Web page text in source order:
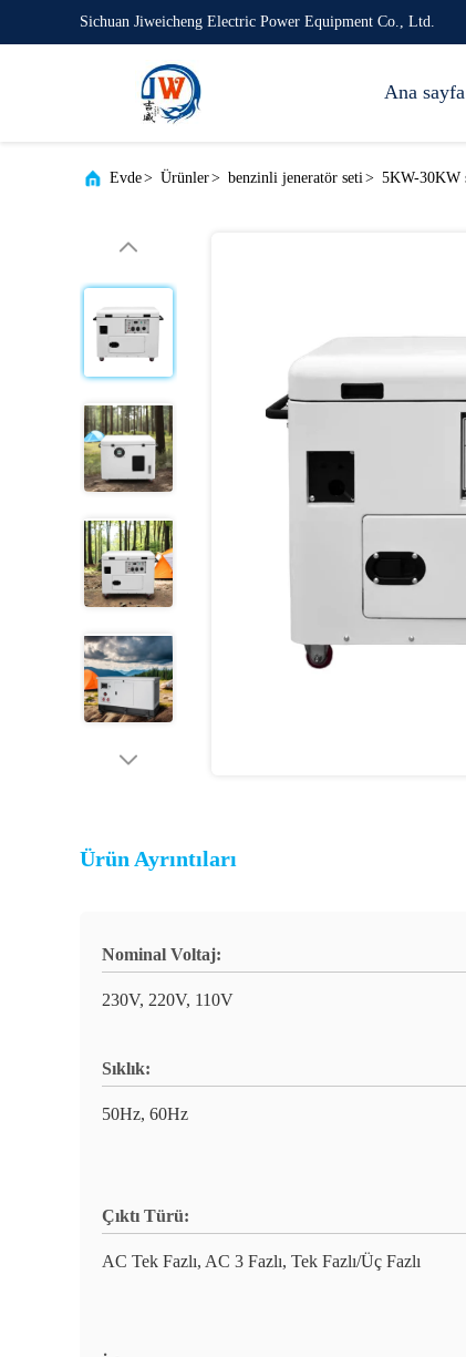
Sichuan Jiweicheng Electric Power Equipment Co., Ltd.
Ana sayfa
Evde> Ürünler> benzinli jeneratör seti> 5KW-30KW
Ürün Ayrıntıları
Nominal Voltaj:
230V, 220V, 110V
Sıklık:
50Hz, 60Hz
Çıktı Türü:
AC Tek Fazlı, AC 3 Fazlı, Tek Fazlı/Üç Fazlı